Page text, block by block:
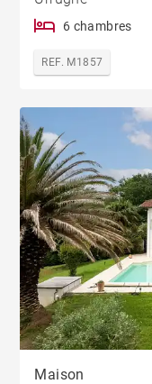
6 chambres
REF. M1857
Maison